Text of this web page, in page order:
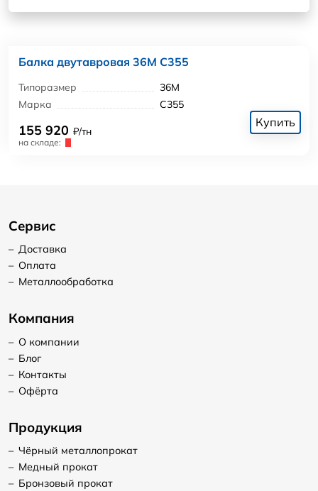
Балка двутавровая 36М С355
Типоразмер
36М
Марка
С355
155 920 ₽/тн
на складе:
Купить
Сервис
– Доставка
– Оплата
– Металлообработка
Компания
– О компании
– Блог
– Контакты
– Офёрта
Продукция
– Чёрный металлопрокат
– Медный прокат
– Бронзовый прокат